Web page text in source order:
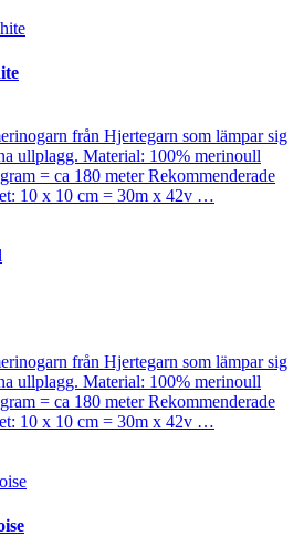
från Hjertegarn som lämpar sig
ullplagg. Material: 100% merinoull
= ca 180 meter Rekommenderade
10 x 10 cm = 30m x 42v …
från Hjertegarn som lämpar sig
ullplagg. Material: 100% merinoull
= ca 180 meter Rekommenderade
10 x 10 cm = 30m x 42v …